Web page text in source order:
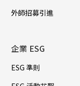
外師招募引進
企業 ESG
ESG 準則